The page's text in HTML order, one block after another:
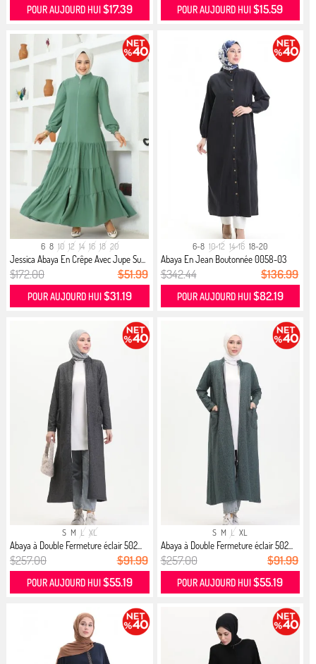
POUR AUJOURD HUI $17.39 POUR AUJOURD HUI$15.59
6 8 10 12 14 16 18 20
Jessica Abaya En Crêpe Avec Jupe Su...
$172.00 $51.99
POUR AUJOURD HUI$31.19
6-8 10-12 14-16 18-20
Abaya En Jean Boutonnée 0058-03
Noir
$342.44 $136.99
POUR AUJOURD HUI$82.19
S M L XL
Abaya à Double Fermeture éclair 502...
$257.00 $91.99
POUR AUJOURD HUI $55.19
S M L XL
Abaya à Double Fermeture éclair 502...
$257.00 $91.99
POUR AUJOURD HUI$55.19